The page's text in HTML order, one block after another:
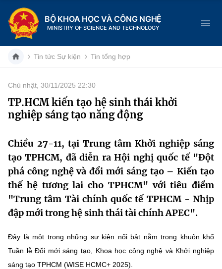
BỘ KHOA HỌC VÀ CÔNG NGHỆ
MINISTRY OF SCIENCE AND TECHNOLOGY
Danh mục
Trang chủ
Giới thiệu
Chức năng nhiệm vụ
Cơ cấu tổ chức
Lịch sử phát triển
Sở Khoa học và Công nghệ
Tin tức sự kiện
Khoa học và Công nghệ
Đổi mới sáng tạo
Chuyển đổi số
Bưu chính, Viễn thông
Dịch vụ công
Hệ thống văn bản
Văn bản QPPL
MST IOFFICE
THỐNG KÊ
Tin tức Sự kiện Tin tổng hợp
Chủ nhật, 30/11/2025 22:30
TP.HCM kiến tạo hệ sinh thái khởi
nghiệp sáng tạo năng động
Chiều 27-11, tại Trung tâm Khởi nghiệp sáng
tạo TPHCM, đã diễn ra Hội nghị quốc tế "Đột
phá công nghệ và đổi mới sáng tạo – Kiến tạo
thế hệ tương lai cho TPHCM" với tiêu điểm
"Trung tâm Tài chính quốc tế TPHCM - Nhịp
đập mới trong hệ sinh thái tài chính APEC".
Đây là một trong những sự kiện nổi bật nằm trong khuôn khổ
Tuần lễ Đổi mới sáng tạo, Khoa học công nghệ và Khởi nghiệp
sáng tạo TPHCM (WISE HCMC+ 2025).